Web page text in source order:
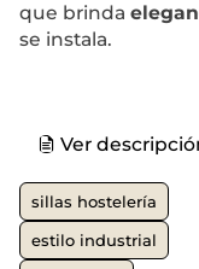
que brinda
se instala.
Ver
sillas hostelería
estilo industrial